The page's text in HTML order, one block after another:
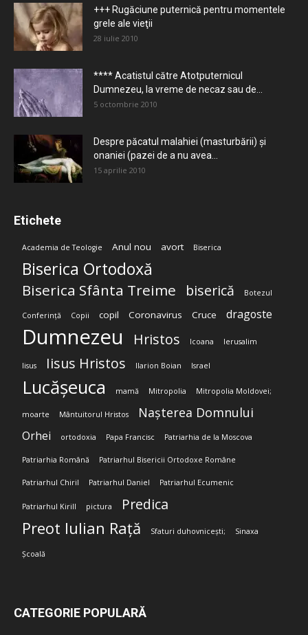
+++ Rugăciune puternică pentru momentele
grele ale vieţii
28 iulie 2010
**** Acatistul către Atotputernicul
Dumnezeu, la vreme de necaz sau de...
5 octombrie 2010
Despre păcatul malahiei (masturbării) şi
onaniei (pazei de a nu avea...
15 aprilie 2010
Etichete
Academia de Teologie Anul nou avort Biserica
Biserica Ortodoxă
Biserica Sfânta Treime biserică Botezul
Conferință Copii copil Coronavirus Cruce dragoste
Dumnezeu Hristos Icoana Ierusalim
Iisus Iisus Hristos Ilarion Boian Israel
Lucășeuca mamă Mitropolia Mitropolia Moldovei;
moarte Mântuitorul Hristos Nașterea Domnului
Orhei ortodoxia Papa Francisc Patriarhia de la Moscova
Patriarhia Română Patriarhul Bisericii Ortodoxe Române
Patriarhul Chiril Patriarhul Daniel Patriarhul Ecumenic
Patriarhul Kirill pictura Predica
Preot Iulian Rață Sfaturi duhovnicești; Sinaxa
Școală
CATEGORIE POPULARĂ